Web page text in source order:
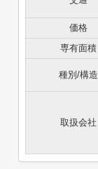
価格
専有面積
種別/構造
取扱会社